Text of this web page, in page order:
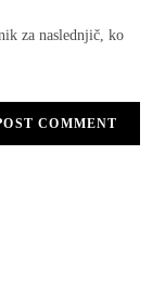
za naslednjič, ko